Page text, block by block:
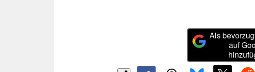
Als
auf